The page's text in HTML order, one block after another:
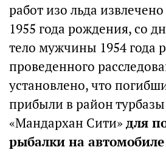
работ изо льда
1955 года рождения, со
тело мужчины 1954 года
проведенного
установлено, что
прибыли в район
«Мандархан Сити»для
рыбалки на